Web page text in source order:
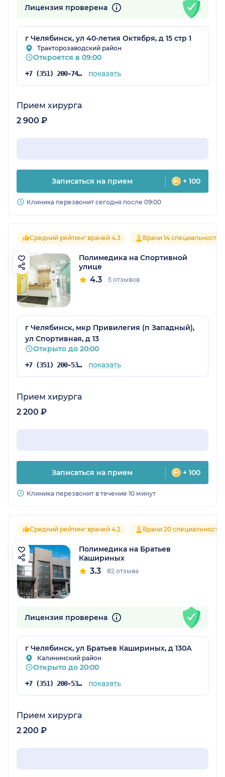
Лицензия проверена
г Челябинск, ул 40-летия Октября, д 15 стр 1
Тракторозаводский район
Откроется в 09:00
+7 (351) 200-74-98 показать
Прием хирурга
2 900 ₽
Записаться на прием + 100
Клиника перезвонит сегодня после 09:00
Средний рейтинг врачей 4.3 Врачи 14 специальностей
Полимедика на Спортивной
улице
4.3 5 отзывов
г Челябинск, мкр Привилегия (п Западный),
ул Спортивная, д 13
Открыто до 20:00
+7 (351) 200-53-78 показать
Прием хирурга
2 200 ₽
Записаться на прием + 100
Клиника перезвонит в течение 10 минут
Средний рейтинг врачей 4.2 Врачи 20
Полимедика на Братьев
Кашириных
3.3 82 отзыва
Лицензия проверена
г Челябинск, ул Братьев Кашириных, д 130А
Калининский район
Открыто до 20:00
+7 (351) 200-53-78 показать
Прием хирурга
2 200 ₽